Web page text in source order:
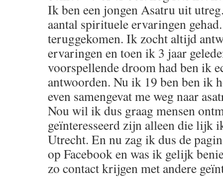
Ik ben een jongen Asatru uit
aantal spirituele ervaringen
teruggekomen. Ik zocht altijd
ervaringen en toen ik 3 jaar
voorspellende droom had ben ik
antwoorden. Nu ik 19 ben ben ik
even samengevat me weg naar
Nou wil ik dus graag mensen
geïnteresseerd zijn alleen die lijk
Utrecht. En nu zag ik dus de
op Facebook en was ik gelijk
zo contact krijgen met andere